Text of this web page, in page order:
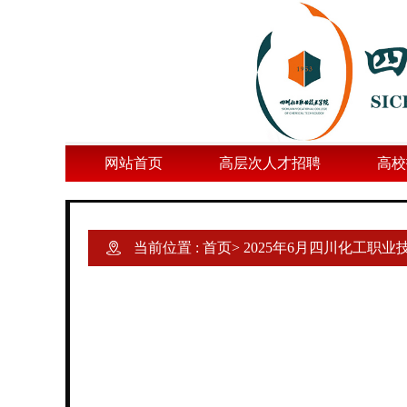
网站首页 高层次人才招聘 高
当前位置 : 首页> 2025年6月四川化工职业